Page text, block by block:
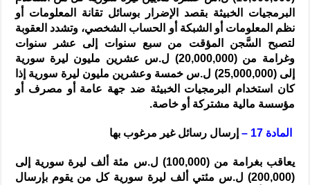
البرمجيات الخبيثة بقصد الإضرار بوسائل تقانة المعلومات أو
نظم المعلومات أو الشبكة أو الحساب الشخصي، وتشدد العقوبة
لتصبح السَّجن المؤقت من سبع سنوات إلى عشر سنوات
وغرامة من (20,000,000) ل.س عشرين مليون ليرة سورية
إلى (25,000,000) ل.س خمسة وعشرين مليون ليرة سورية إذا
كان استخدام البرمجيات الخبيثة ضد جهة عامة أو مصرف أو
مؤسسة مالية مشتركة أو خاصة.
المادة 17 – إرسال رسائل غير مرغوب بها
يعاقب بغرامة من (100,000) ل.س مئة ألف ليرة سورية إلى
(200,000) ل.س مئتي ألف ليرة سورية كل من يقوم بإرسال